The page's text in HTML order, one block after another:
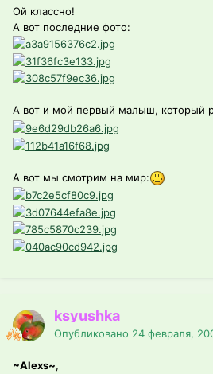
Ой классно!
А вот последние фото:
А вот и мой первый малыш, который
А вот мы смотрим на мир:
ksyushka
Опубликовано 24 февраля,
~Alexs~,